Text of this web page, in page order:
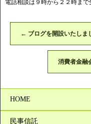
電話相談は９時から２２時まで
← ブログを開設いたしま
消費者金融
HOME
民事信託